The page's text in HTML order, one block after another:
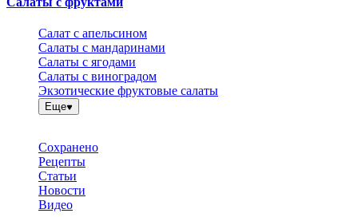
Салат с апельсином
Салаты с мандаринами
Салаты с ягодами
Салаты с виноградом
Экзотические фруктовые салаты
Еще
Сохранено
Рецепты
Статьи
Новости
Видео